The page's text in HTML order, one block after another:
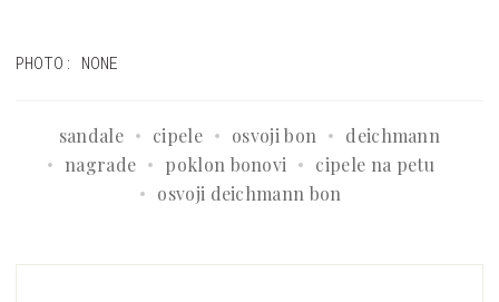
PHOTO: NONE
sandale cipele osvoji bon
deichmann
nagrade
poklon bonovi
cipele na petu
osvoji deichmann bon